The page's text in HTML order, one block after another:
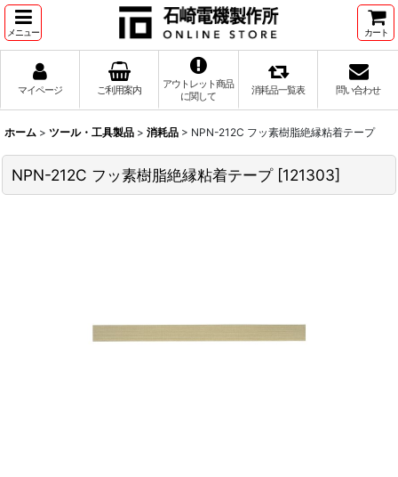
メニュー カート
マイページ ご利用案内
アウトレット商品
に関して
消耗品一覧表 問い合わせ
ホーム > ツール・工具製品 > 消耗品 > NPN-212C フッ素樹脂絶縁粘着テープ
NPN-212C フッ素樹脂絶縁粘着テープ [121303]